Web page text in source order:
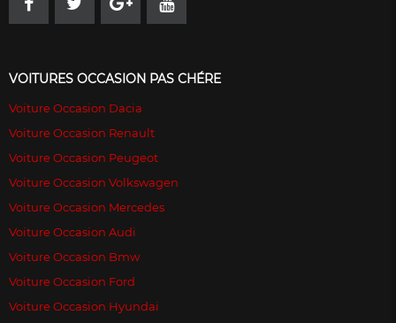
VOITURES OCCASION PAS CHÉRE
Voiture Occasion Dacia
Voiture Occasion Renault
Voiture Occasion Peugeot
Voiture Occasion Volkswagen
Voiture Occasion Mercedes
Voiture Occasion Audi
Voiture Occasion Bmw
Voiture Occasion Ford
Voiture Occasion Hyundai